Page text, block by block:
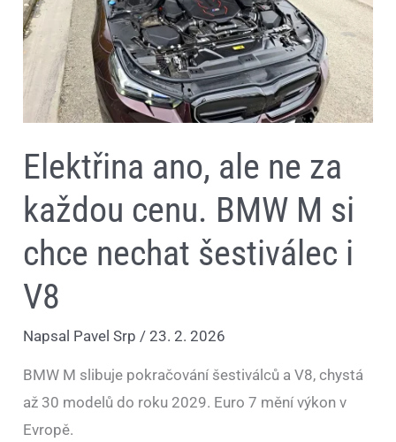
Elektřina ano, ale ne za
každou cenu. BMW M si
chce nechat šestiválec i
V8
Napsal Pavel Srp/23. 2. 2026
BMW M slibuje pokračování šestiválců a V8, chystá
až 30 modelů do roku 2029. Euro 7 mění výkon v
Evropě.
každou
cenu.
BMW
M
si
chce
nechat
šestiválec
i